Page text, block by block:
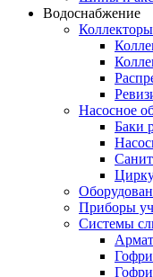
Водоснабжение
Коллекторы
Насосное
Баки
Приборы
Системы